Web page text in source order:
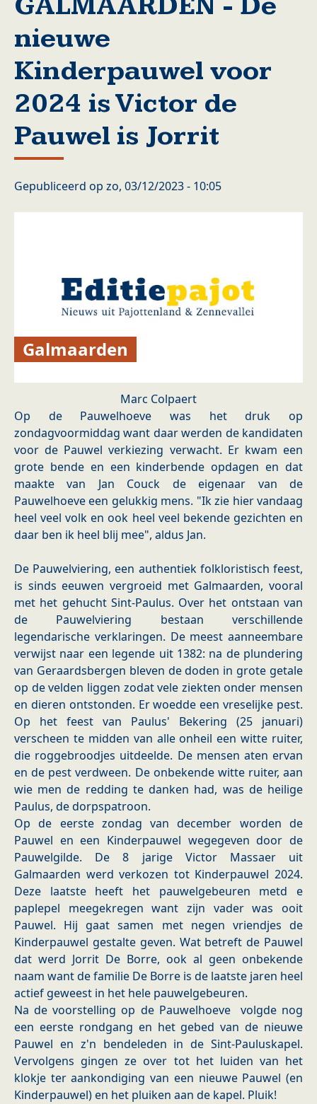
nieuwe
Kinderpauwel voor
2024 is Victor de
Pauwel is Jorrit
Gepubliceerd op zo, 03/12/2023 - 10:05
Galmaarden
Marc Colpaert
Op de Pauwelhoeve was het druk op
zondagvoormiddag want daar werden de kandidaten
voor de Pauwel verkiezing verwacht. Er kwam een
grote bende en een kinderbende opdagen en dat
maakte van Jan Couck de eigenaar van de
Pauwelhoeve een gelukkig mens. "Ik zie hier vandaag
heel veel volk en ook heel veel bekende gezichten en
daar ben ik heel blij mee", aldus Jan.
De Pauwelviering, een authentiek folkloristisch feest,
is sinds eeuwen vergroeid met Galmaarden, vooral
met het gehucht Sint-Paulus. Over het ontstaan van
de Pauwelviering bestaan verschillende
legendarische verklaringen. De meest aanneembare
verwijst naar een legende uit 1382: na de plundering
van Geraardsbergen bleven de doden in grote getale
op de velden liggen zodat vele ziekten onder mensen
en dieren ontstonden. Er woedde een vreselijke pest.
Op het feest van Paulus' Bekering (25 januari)
verscheen te midden van alle onheil een witte ruiter,
die roggebroodjes uitdeelde. De mensen aten ervan
en de pest verdween. De onbekende witte ruiter, aan
wie men de redding te danken had, was de heilige
Paulus, de dorpspatroon.
Op de eerste zondag van december worden de
Pauwel en een Kinderpauwel wegegeven door de
Pauwelgilde. De 8 jarige Victor Massaer uit
Galmaarden werd verkozen tot Kinderpauwel 2024.
Deze laatste heeft het pauwelgebeuren metd e
paplepel meegekregen want zijn vader was ooit
Pauwel. Hij gaat samen met negen vriendjes de
Kinderpauwel gestalte geven. Wat betreft de Pauwel
dat werd Jorrit De Borre, ook al geen onbekende
naam want de familie De Borre is de laatste jaren heel
actief geweest in het hele pauwelgebeuren.
Na de voorstelling op de Pauwelhoeve volgde nog
een eerste rondgang en het gebed van de nieuwe
Pauwel en z'n bendeleden in de Sint-Pauluskapel.
Vervolgens gingen ze over tot het luiden van het
klokje ter aankondiging van een nieuwe Pauwel (en
Kinderpauwel) en het pluiken aan de kapel. Pluik!